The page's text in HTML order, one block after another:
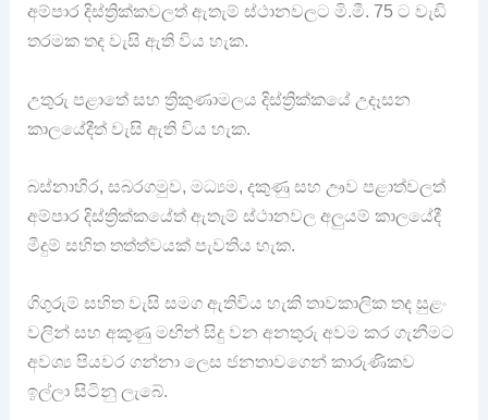
අම්පාර දිස්ත්‍රික්කවලත් ඇතැම් ස්ථානවලට මි.මී. 75 ට වැඩි
තරමක තද වැසි ඇති විය හැක.
උතුරු පළාතේ සහ ත්‍රිකුණාමලය දිස්ත්‍රික්කයේ උදෑසන
කාලයේදීත් වැසි ඇති විය හැක.
බස්නාහිර, සබරගමුව, මධ්‍යම, දකුණු සහ ඌව පළාත්වලත්
අම්පාර දිස්ත්‍රික්කයේත් ඇතැම් ස්ථානවල අලුයම් කාලයේදී
මීදුම් සහිත තත්ත්වයක් පැවතිය හැක.
ගිගුරුම් සහිත වැසි සමග ඇතිවිය හැකි තාවකාලික තද සුළං
වලින් සහ අකුණු මඟින් සිදු වන අනතුරු අවම කර ගැනීමට
අවශ්‍ය පියවර ගන්නා ලෙස ජනතාවගෙන් කාරුණිකව
ඉල්ලා සිටිනු ලැබේ.